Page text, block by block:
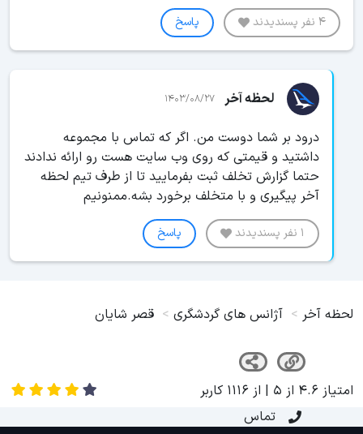
4 نفر پسندیدند پاسخ
لحظه آخر 1403/08/27
درود بر شما دوست من. اگر که تماس با مجموعه
داشتید و قیمتی که روی وب سایت هست رو ارائه ندادند
حتما گزارش تخلف ثبت بفرمایید تا از طرف تیم لحظه
آخر پیگیری و با متخلف برخورد بشه.ممنونیم
1 نفر پسندیدند پاسخ
لحظه آخر آژانس های گردشگری قصر شایان
امتیاز 4.6 از 5 | از 1116 کاربر
تماس